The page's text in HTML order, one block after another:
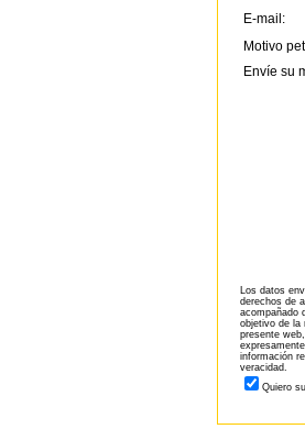
E-mail:
Motivo
Envíe su
Los datos
derechos de
acompañado
objetivo de la
presente
información
veracidad.
Quiero